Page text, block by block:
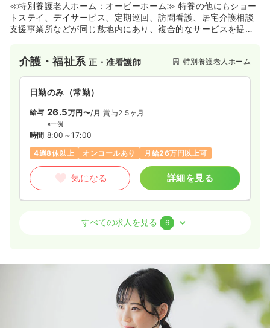
≪特別養護老人ホーム：オービーホーム≫ 特養の他にもショー
トステイ、デイサービス、定期巡回、訪問看護、居宅介護相談
支援事業所などが同じ敷地内にあり、複合的なサービスを提供
暮らしを送れるよう、日常生活のサポートや季節のイベントの
企画・準備を行っています。職員の負担軽減に力を入れてお
り、介護経験を活かして安定した環境で働きたい方、子育てと
両立しながらキャリアを積みたい方にもおすすめの施設です。
介護・福祉系正・准看護師 特別養護老人ホーム
日勤のみ（常勤）
給与 26.5万円〜/月 賞与2.5ヶ月
※一例
時間 8:00～17:00
4週8休以上
オンコールあり 月給26万円以上可
気になる 詳細を見る
介護・福祉系正・准看護師 デイケア・デイサービス
賞与2.5ヶ月
（休憩60分）
月給29万円以上可
すべての求人を見る 6